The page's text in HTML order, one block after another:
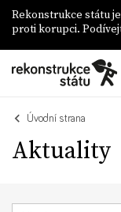
Rekonstrukce státu
proti korupci.
Úvodní strana
Aktuality